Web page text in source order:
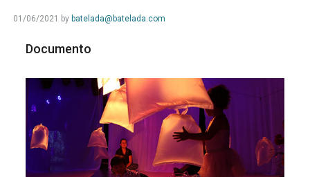
01/06/2021 by batelada@batelada.com
Documento